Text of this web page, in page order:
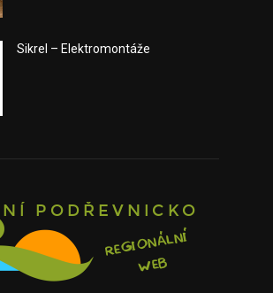
Sikrel – Elektromontáže